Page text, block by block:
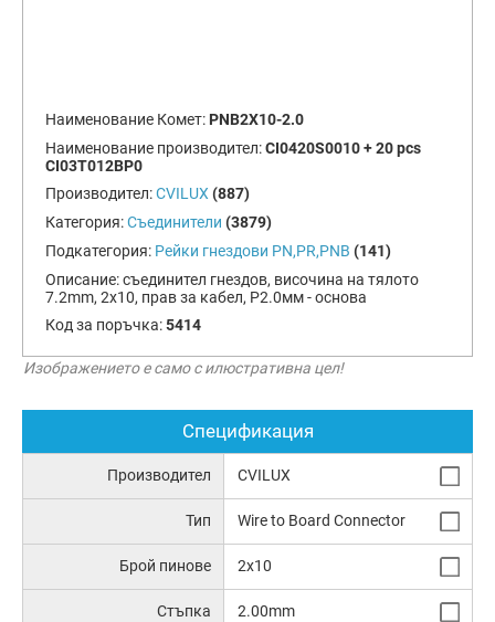
Наименование Комет: PNB2X10-2.0
Наименование производител:CI0420S0010 + 20 pcs
CI03T012BP0
Производител:CVILUX (887)
Категория:Съединители (3879)
Подкатегория: Рейки гнездови PN,PR,PNB (141)
Описание:съединител гнездов, височина на тялото
7.2mm, 2x10, прав за кабел, Р2.0мм - основа
Код за поръчка:5414
Изображението е само с илюстративна цел!
Спецификация
Производител CVILUX
Тип Wire to Board Connector
Брой пинове 2x10
Стъпка 2.00mm